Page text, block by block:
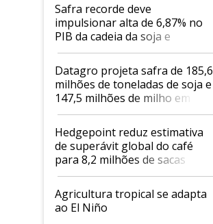
Safra recorde deve
impulsionar alta de 6,87% no
PIB da cadeia da soja e
biodiesel em 2026
Datagro projeta safra de 185,6
milhões de toneladas de soja e
147,5 milhões de milho em
2026/27
Hedgepoint reduz estimativa
de superávit global do café
para 8,2 milhões de sacas
Agricultura tropical se adapta
ao El Niño